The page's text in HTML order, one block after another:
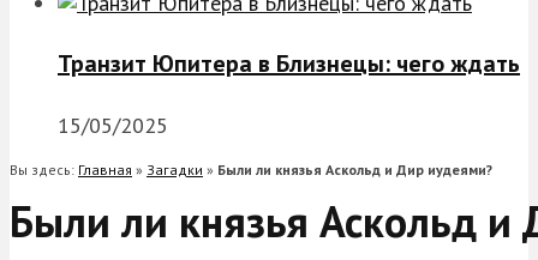
Транзит Юпитера в Близнецы: чего ждать
15/05/2025
Вы здесь: Главная » Загадки » Были ли князья Аскольд и Дир иудеями?
Были ли князья Аскольд и